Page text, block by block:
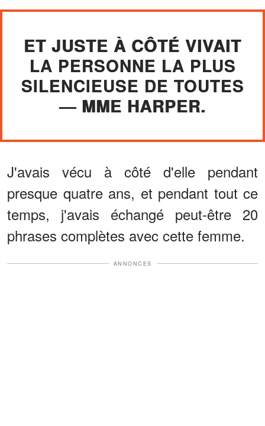
ET JUSTE À CÔTÉ VIVAIT
LA PERSONNE LA PLUS
SILENCIEUSE DE TOUTES
— MME HARPER.
J'avais vécu à côté d'elle pendant
presque quatre ans, et pendant tout ce
temps, j'avais échangé peut-être 20
phrases complètes avec cette femme.
ANNONCES